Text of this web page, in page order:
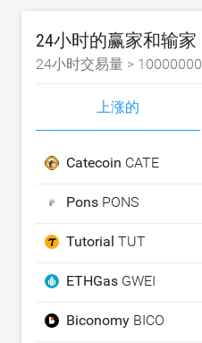
24小时的赢家和输家
24小时交易量 > 10000000
上涨的
Catecoin CATE
Pons PONS
Tutorial TUT
ETHGas GWEI
Biconomy BICO